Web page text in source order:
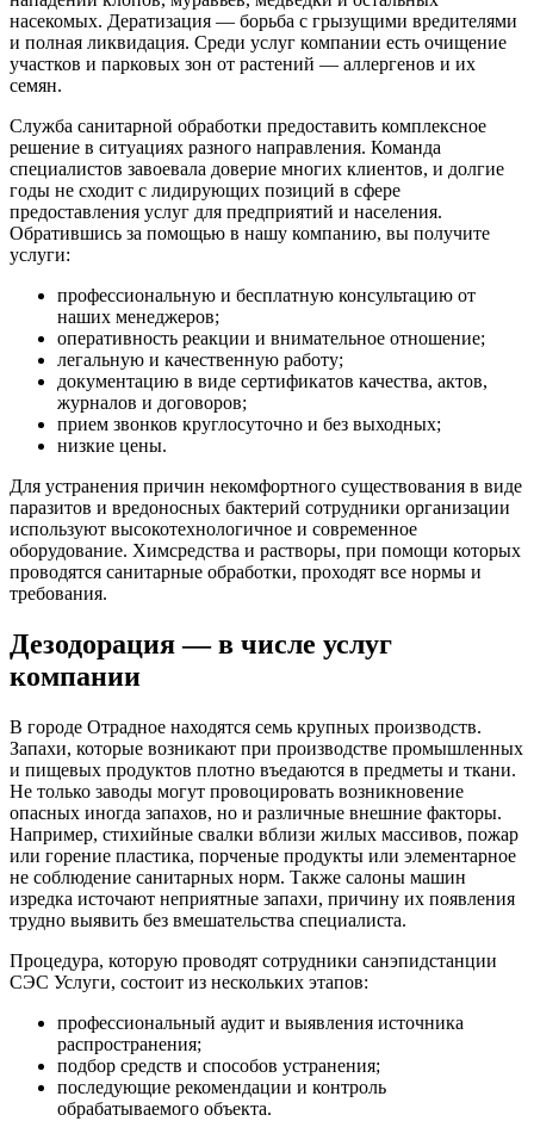
насекомых. Дератизация — борьба с грызущими вредителями
и полная ликвидация. Среди услуг компании есть очищение
участков и парковых зон от растений — аллергенов и их
семян.
Служба санитарной обработки предоставить комплексное
решение в ситуациях разного направления. Команда
специалистов завоевала доверие многих клиентов, и долгие
годы не сходит с лидирующих позиций в сфере
предоставления услуг для предприятий и населения.
Обратившись за помощью в нашу компанию, вы получите
услуги:
профессиональную и бесплатную консультацию от
наших менеджеров;
оперативность реакции и внимательное отношение;
легальную и качественную работу;
документацию в виде сертификатов качества, актов,
журналов и договоров;
прием звонков круглосуточно и без выходных;
низкие цены.
Для устранения причин некомфортного существования в виде
паразитов и вредоносных бактерий сотрудники организации
используют высокотехнологичное и современное
оборудование. Химсредства и растворы, при помощи которых
проводятся санитарные обработки, проходят все нормы и
требования.
Дезодорация — в числе услуг
компании
В городе Отрадное находятся семь крупных производств.
Запахи, которые возникают при производстве промышленных
и пищевых продуктов плотно въедаются в предметы и ткани.
Не только заводы могут провоцировать возникновение
опасных иногда запахов, но и различные внешние факторы.
Например, стихийные свалки вблизи жилых массивов, пожар
или горение пластика, порченые продукты или элементарное
не соблюдение санитарных норм. Также салоны машин
изредка источают неприятные запахи, причину их появления
трудно выявить без вмешательства специалиста.
Процедура, которую проводят сотрудники санэпидстанции
СЭС Услуги, состоит из нескольких этапов:
профессиональный аудит и выявления источника
распространения;
подбор средств и способов устранения;
последующие рекомендации и контроль
обрабатываемого объекта.